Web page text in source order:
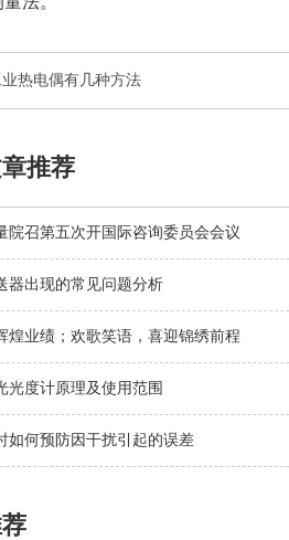
热电偶有几种方法
推荐
院召第五次开国际咨询委员会会议
器出现的常见问题分析
煌业绩；欢歌笑语，喜迎锦绣前程
光度计原理及使用范围
如何预防因干扰引起的误差